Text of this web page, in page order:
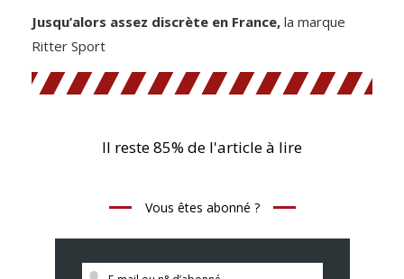
Jusqu’alors assez discrète en France, la marque
Ritter Sport
Il reste 85% de l'article à lire
Vous êtes abonné ?